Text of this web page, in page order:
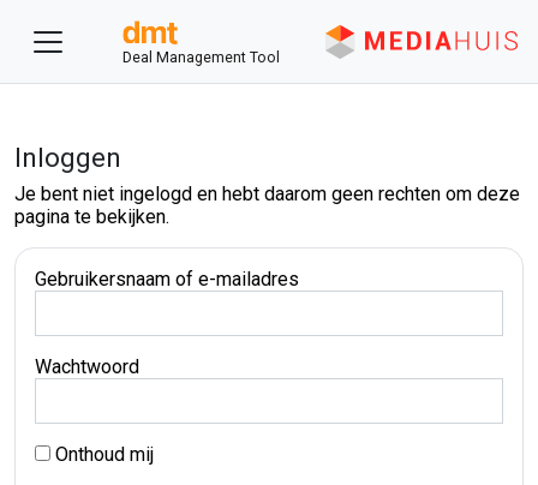
Deal Management Tool
Inloggen
Je bent niet ingelogd en hebt daarom geen rechten om deze
pagina te bekijken.
Gebruikersnaam of e-mailadres
Wachtwoord
Onthoud mij